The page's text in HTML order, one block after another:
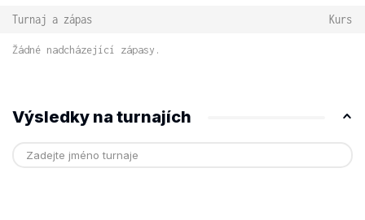
Turnaj a zápas Kurs
Žádné nadcházející zápasy.
Výsledky na turnajích